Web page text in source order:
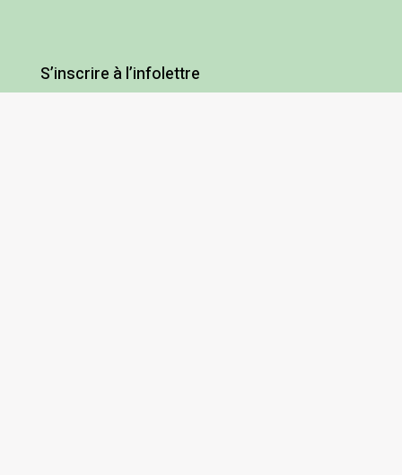
S’inscrire à l’infolettre